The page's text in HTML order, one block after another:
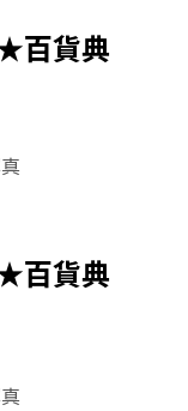
★百貨典
★百貨典